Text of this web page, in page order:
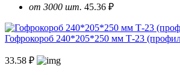
от 3000 шт. 45.36 ₽
Гофрокороб 240*205*250 мм Т-23
33.58 ₽